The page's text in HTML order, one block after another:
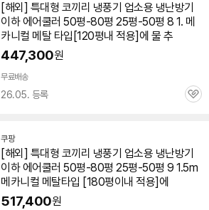
[해외] 특대형 코끼리 냉풍기 업소용 냉난방기
이하 에어쿨러 50평-80평 25평-50평 8 1. 메
카니컬 메탈 타입[120평내 적용]에 물 추
447,300원
무료배송
26.05. 등록
관
쿠팡
[해외] 특대형 코끼리 냉풍기 업소용 냉난방기
이하 에어쿨러 50평-80평 25평-50평 9 1.5m
메카니컬 메탈타입 [180평이내 적용]에
517,400원